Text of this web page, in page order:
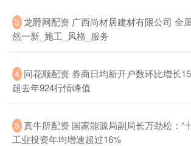
3 龙爵网配资 广西尚材居建材有限公司 全
然一新_施工_风格_服务
4 同花顺配资 券商日均新开户数环比增长
超去年924行情峰值
5 真牛所配资 国家能源局副局长万劲松：“
工业投资年均增速超过16%